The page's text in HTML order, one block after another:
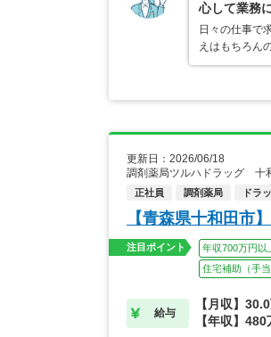
心して業務
日々の仕事で
えはもちろん
更新日：2026/06/18
調剤薬局ツルハドラッグ 十
正社員 調剤薬局 ドラ
【青森県十和田市
注目ポイント 年収700万円以
住宅補助（手
給与
【月収】
【年収】